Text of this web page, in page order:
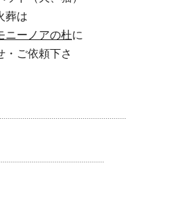
葬は
ニーノアの杜に
・ご依頼下さ